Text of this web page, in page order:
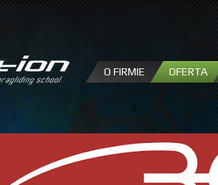
O FIRMIE OFERTA